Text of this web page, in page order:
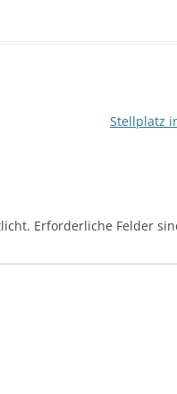
Stellplatz
Erforderliche Felder